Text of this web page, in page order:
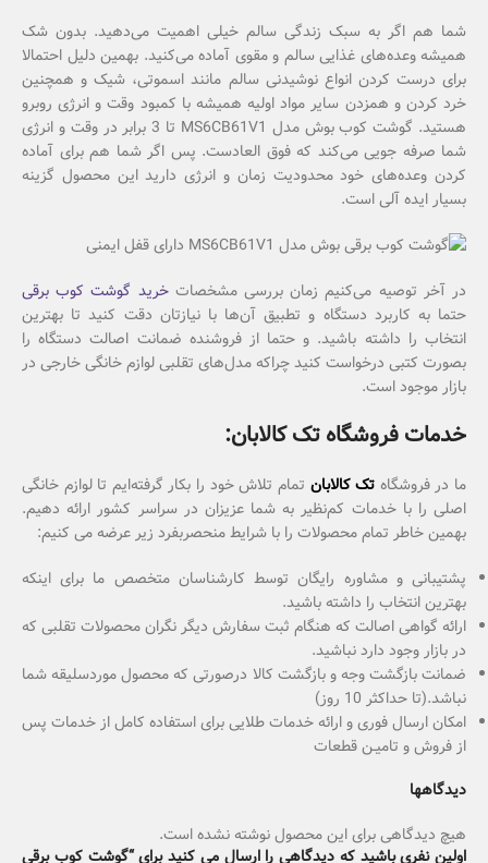
شما هم اگر به سبک زندگی سالم خیلی اهمیت می‌دهید. بدون شک
همیشه وعده‌های غذایی سالم و مقوی آماده می‌کنید. بهمین دلیل احتمالا
برای درست کردن انواع نوشیدنی سالم مانند اسموتی، شیک و همچنین
خرد کردن و همزدن سایر مواد اولیه همیشه با کمبود وقت و انرژی روبرو
هستید. گوشت کوب بوش مدل MS6CB61V1 تا 3 برابر در وقت و انرژی
شما صرفه جویی می‌کند که فوق العادست. پس اگر شما هم برای آماده
کردن وعده‌های خود محدودیت زمان و انرژی دارید این محصول گزینه
بسیار ایده آلی است.
در آخر توصیه می‌کنیم زمان بررسی مشخصاتخرید گوشت کوب برقی
حتما به کاربرد دستگاه و تطبیق آن‌ها با نیازتان دقت کنید تا بهترین
انتخاب را داشته باشید. و حتما از فروشنده ضمانت اصالت دستگاه را
بصورت کتبی درخواست کنید چراکه مدل‌های تقلبی لوازم خانگی خارجی در
بازار موجود است.
خدمات فروشگاه تک کالابان:
ما در فروشگاه تک کالابان تمام تلاش خود را بکار گرفته‌ایم تا لوازم خانگی
اصلی را با خدمات کم‌نظیر به شما عزیزان در سراسر کشور ارائه دهیم.
بهمین خاطر تمام محصولات را با شرایط منحصربفرد زیر عرضه می کنیم:
پشتیبانی و مشاوره رایگان توسط کارشناسان متخصص ما برای اینکه
بهترین انتخاب را داشته باشید.
ارائه گواهی اصالت که هنگام ثبت سفارش دیگر نگران محصولات تقلبی که
در بازار وجود دارد نباشید.
ضمانت بازگشت وجه و بازگشت کالا درصورتی که محصول موردسلیقه شما
نباشد.(تا حداکثر 10 روز)
امکان ارسال فوری و ارائه خدمات طلایی برای استفاده کامل از خدمات پس
از فروش و تامیـن قطعات
دیدگاهها
هیچ دیدگاهی برای این محصول نوشته نشده است.
اولین نفری باشید که دیدگاهی را ارسال می کنید برای “گوشت کوب برقی